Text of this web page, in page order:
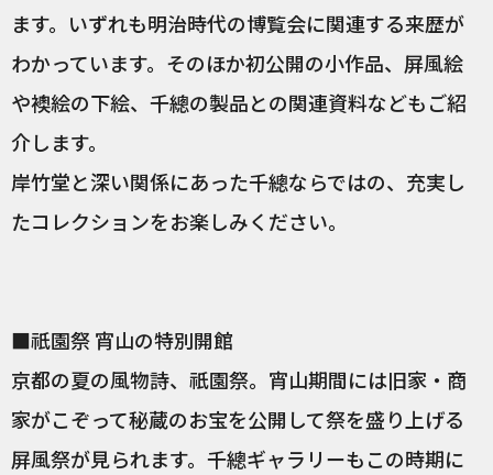
ます。いずれも明治時代の博覧会に関連する来歴が
わかっています。そのほか初公開の小作品、屏風絵
や襖絵の下絵、千總の製品との関連資料などもご紹
介します。
岸竹堂と深い関係にあった千總ならではの、充実し
たコレクションをお楽しみください。
■祇園祭 宵山の特別開館
京都の夏の風物詩、祇園祭。宵山期間には旧家・商
家がこぞって秘蔵のお宝を公開して祭を盛り上げる
屏風祭が見られます。千總ギャラリーもこの時期に